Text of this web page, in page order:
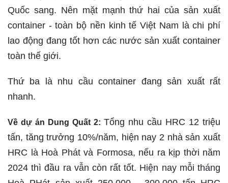
Quốc sang. Nên mặt mạnh thứ hai của sản xuất
container - toàn bộ nền kinh tế Việt Nam là chi phí
lao động đang tốt hơn các nước sản xuất container
toàn thế giới.
Thứ ba là nhu cầu container đang sản xuất rất
nhanh.
Về dự án Dung Quất 2: Tổng nhu cầu HRC 12 triệu
tấn, tăng trưởng 10%/năm, hiện nay 2 nhà sản xuất
HRC là Hoà Phát và Formosa, nếu ra kịp thời năm
2024 thì đầu ra vẫn còn rất tốt. Hiện nay mỗi tháng